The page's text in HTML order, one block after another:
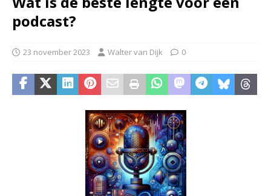
podcast?
23 november 2023 Walter van Dijk 0